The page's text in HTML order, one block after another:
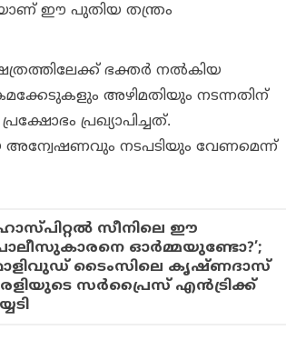
ഈ പുതിയ തന്ത്രം
ഭക്തര്‍ നല്‍കിയ
അഴിമതിയും നടന്നതിന്
പ്രഖ്യാപിച്ചത്.
അന്വേഷണവും നടപടിയും വേണമെന്ന്
സീനിലെ ഈ
ഓര്‍മ്മയുണ്ടോ?’;
ടൈംസിലെ കൃഷ്ണദാസ്
സര്‍പ്രൈസ് എന്‍ട്രിക്ക്